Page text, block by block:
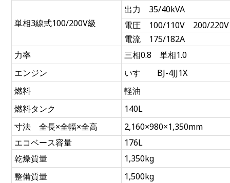
単相3線式100/200V級
出力 35/40kVA
電圧 100/110V 200/220V
電流 175/182A
力率
三相0.8 単相1.0
エンジン
いすゞ BJ-4JJ1X
燃料
軽油
燃料タンク
140L
寸法 全長×全幅×全高
2,160×980×1,350mm
エコベース容量
176L
乾燥質量
1,350kg
整備質量
1,500kg